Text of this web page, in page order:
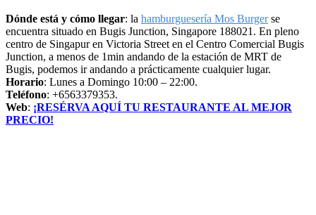
Dónde está y cómo llegar: la hamburguesería Mos Burgerse
encuentra situado en Bugis Junction, Singapore 188021. En pleno
centro de Singapur en Victoria Street en el Centro Comercial Bugis
Junction, a menos de 1min andando de la estación de MRT de
Bugis, podemos ir andando a prácticamente cualquier lugar.
Horario: Lunes a Domingo 10:00 – 22:00.
Teléfono: +6563379353.
Web: ¡RESÉRVA AQUÍ TU RESTAURANTE AL MEJOR
PRECIO!